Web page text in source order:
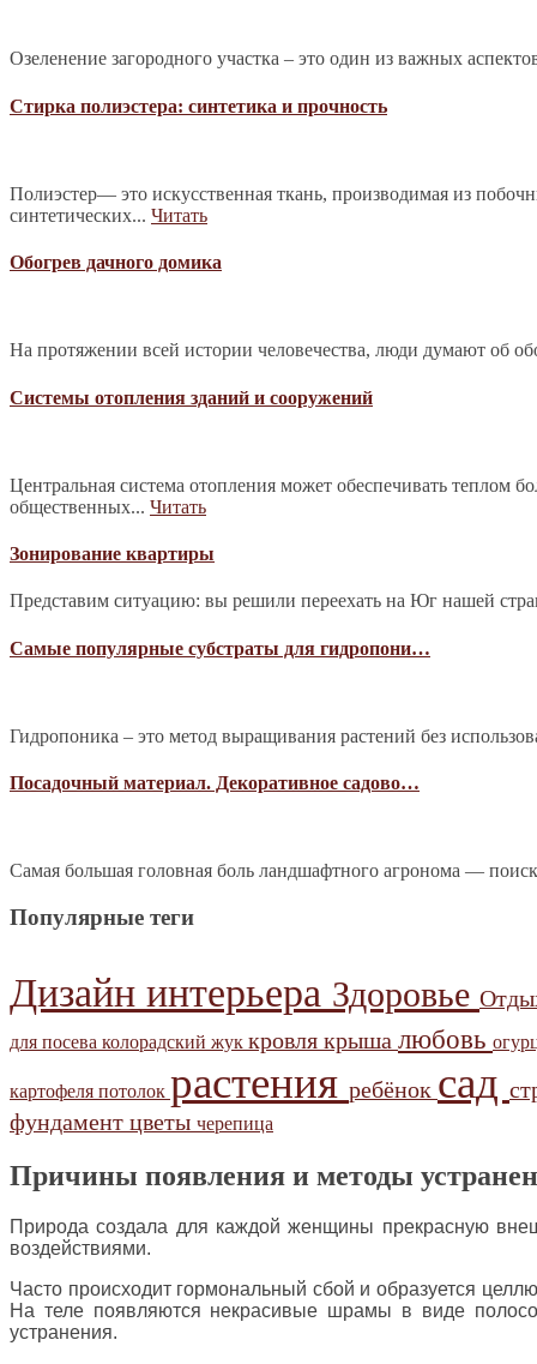
Озеленение загородного участка – это один из важных
Стирка полиэстера: синтетика и прочность
Полиэстер— это искусственная ткань, производимая из
синтетических... Читать
Обогрев дачного домика
На протяжении всей истории человечества, люди думают об
Системы отопления зданий и сооружений
Центральная система отопления может обеспечивать
общественных... Читать
Зонирование квартиры
Представим ситуацию: вы решили переехать на Юг нашей
Самые популярные субстраты для гидропони…
Гидропоника – это метод выращивания растений без
Посадочный материал. Декоративное садово…
Самая большая головная боль ландшафтного агронома —
Популярные теги
Дизайн интерьера Здоровье
для посева колорадский жук кровля крыша любовь
картофеля потолок растения ребёнок сад
фундамент цветы черепица
Причины появления и методы
Природа создала для каждой женщины прекрасную
воздействиями.
Часто происходит гормональный сбой и образуется
На теле появляются некрасивые шрамы в виде
устранения.